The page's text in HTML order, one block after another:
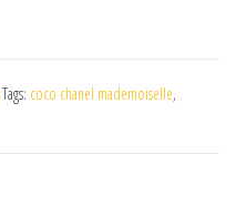
Tags: coco chanel mademoiselle,